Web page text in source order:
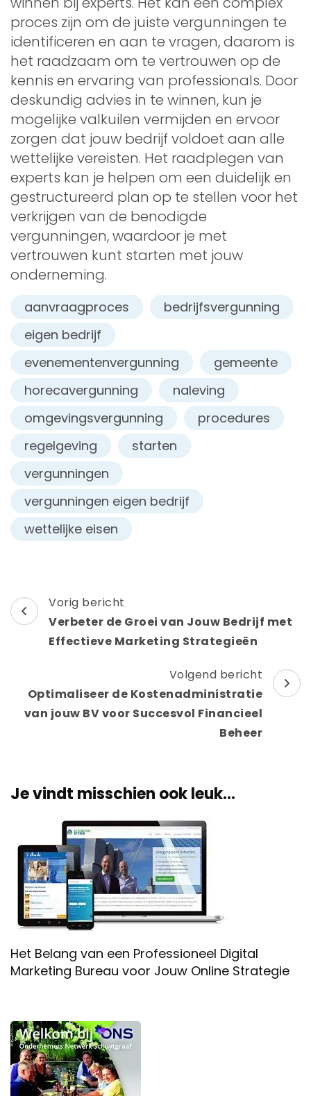
proces zijn om de juiste vergunningen te
identificeren en aan te vragen, daarom is
het raadzaam om te vertrouwen op de
kennis en ervaring van professionals. Door
deskundig advies in te winnen, kun je
mogelijke valkuilen vermijden en ervoor
zorgen dat jouw bedrijf voldoet aan alle
wettelijke vereisten. Het raadplegen van
experts kan je helpen om een duidelijk en
gestructureerd plan op te stellen voor het
verkrijgen van de benodigde
vergunningen, waardoor je met
vertrouwen kunt starten met jouw
onderneming.
aanvraagproces
bedrijfsvergunning
eigen bedrijf
evenementenvergunning
gemeente
horecavergunning
naleving
omgevingsvergunning
procedures
regelgeving
starten
vergunningen
vergunningen eigen bedrijf
wettelijke eisen
Berichtnavigatie
Vorig bericht
Verbeter de Groei van Jouw Bedrijf met
Effectieve Marketing Strategieën
Volgend bericht
Optimaliseer de Kostenadministratie
van jouw BV voor Succesvol Financieel
Beheer
Je vindt misschien ook leuk...
Het Belang van een Professioneel Digital
Marketing Bureau voor Jouw Online Strategie